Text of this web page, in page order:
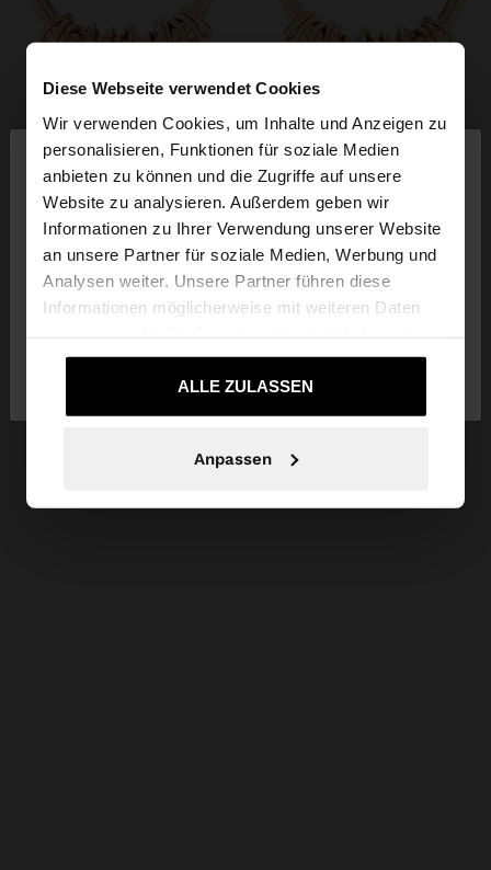
Diese Webseite verwendet Cookies
Wir verwenden Cookies, um Inhalte und Anzeigen zu
personalisieren, Funktionen für soziale Medien
anbieten zu können und die Zugriffe auf unsere
Website zu analysieren. Außerdem geben wir
Informationen zu Ihrer Verwendung unserer Website
an unsere Partner für soziale Medien, Werbung und
Analysen weiter. Unsere Partner führen diese
Informationen möglicherweise mit weiteren Daten
die sie im Rahmen Ihrer Nutzung der Dienste
gesammelt haben.ALLE ZULASSEN
Anpassen
hallo
Sie greifen von Schweiz auf die Website zu.
Möchten Sie unsere United States Website
Ja, bringen Sie mich zu
United States